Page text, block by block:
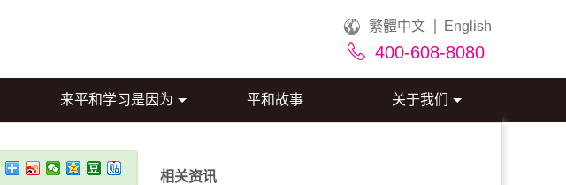
繁體中文 English
400-608-8080
来平和学习是因为 平和故事 关于我们
相关资讯